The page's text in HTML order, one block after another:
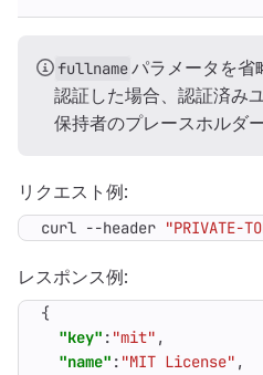
fullnameパラメータを省
認証した場合、認証済み
保持者のプレースホルダ
リクエスト例:
curl --header "PRIVATE-
レスポンス例:
{
"key" : "mit" ,
"name" : "MIT License" ,